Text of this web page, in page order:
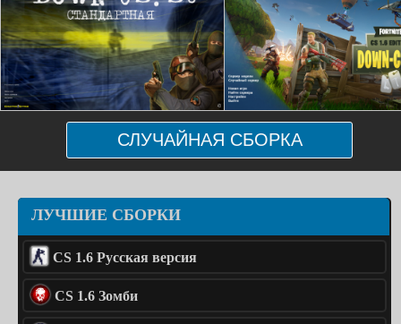
СЛУЧАЙНАЯ СБОРКА
ЛУЧШИЕ СБОРКИ
CS 1.6 Русская версия
CS 1.6 Зомби